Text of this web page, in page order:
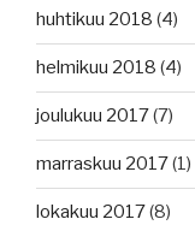
huhtikuu 2018 (4)
helmikuu 2018 (4)
joulukuu 2017(7)
marraskuu 2017(1)
lokakuu 2017(8)